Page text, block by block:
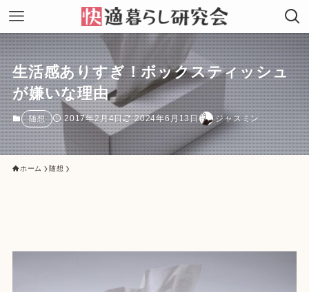
生活感ありすぎ！ボックスティッシュ
が嫌いな理由
随想 2017年2月4日 2024年6月13日 ジャスミン
ホーム 随想